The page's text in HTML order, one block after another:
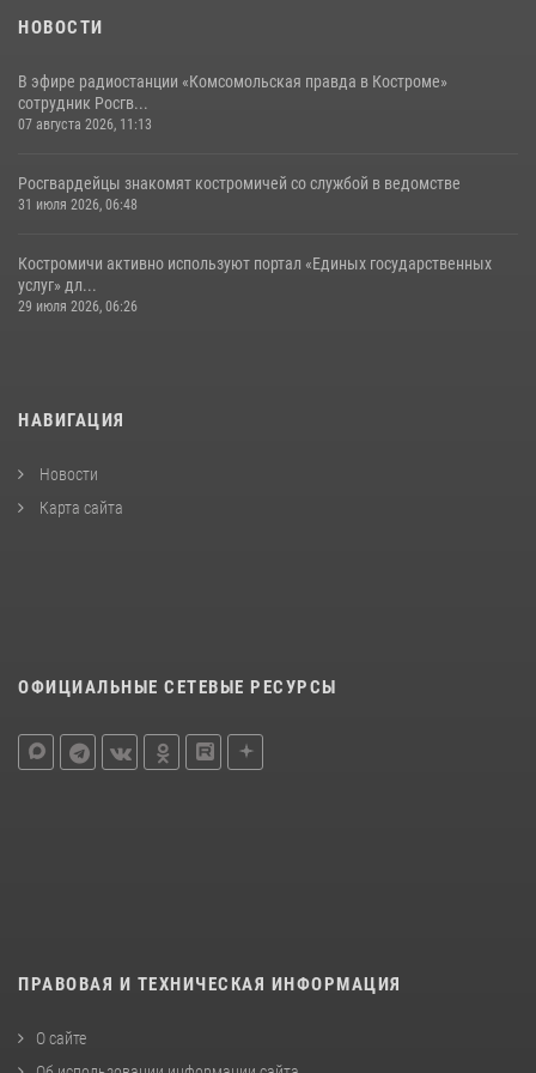
НОВОСТИ
В эфире радиостанции «Комсомольская правда в Костроме»
сотрудник Росгв...
07 августа 2026, 11:13
Росгвардейцы знакомят костромичей со службой в ведомстве
31 июля 2026, 06:48
Костромичи активно используют портал «Единых государственных
услуг» дл...
29 июля 2026, 06:26
НАВИГАЦИЯ
Новости
Карта сайта
ОФИЦИАЛЬНЫЕ СЕТЕВЫЕ РЕСУРСЫ
ПРАВОВАЯ И ТЕХНИЧЕСКАЯ ИНФОРМАЦИЯ
О сайте